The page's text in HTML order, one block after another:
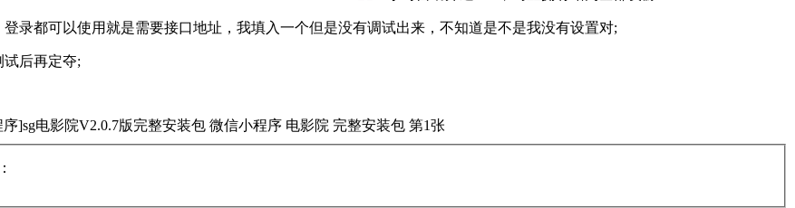
录都可以使用就是需要接口地址，我填入一个但是没有调试出来，不知道是不是我没有设置对;
后再定夺;